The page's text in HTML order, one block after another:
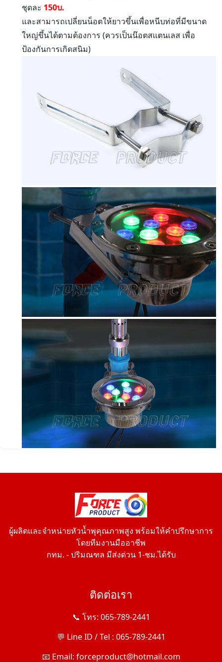
ชุดละ 150บ.
และสามารถเปลี่ยนน็อตให้ยาวขึ้นเพื่อหนีบท่อที่มีขนาด
ใหญ่ขึ้นได้ตามต้องการ (ควรเป็นน๊อตสแตนเลส เพื่อ
ป้องกันการเกิดสนิม)
ผู้ผลิตและจำหน่ายหัวน้ำพุคุณภาพสูง พร้อมให้คำปรึกษาการ
โดยทีมงานมืออาชีพ
กทม. - ปริมณฑล มีส่งด่วน 1-ชม.ได้รับ
ติดต่อเรา
📞 โทร: 065-789-2441
💬 Line ID / Tel : 065-789-2441
📧 Email: forceproduct@hotmail.com